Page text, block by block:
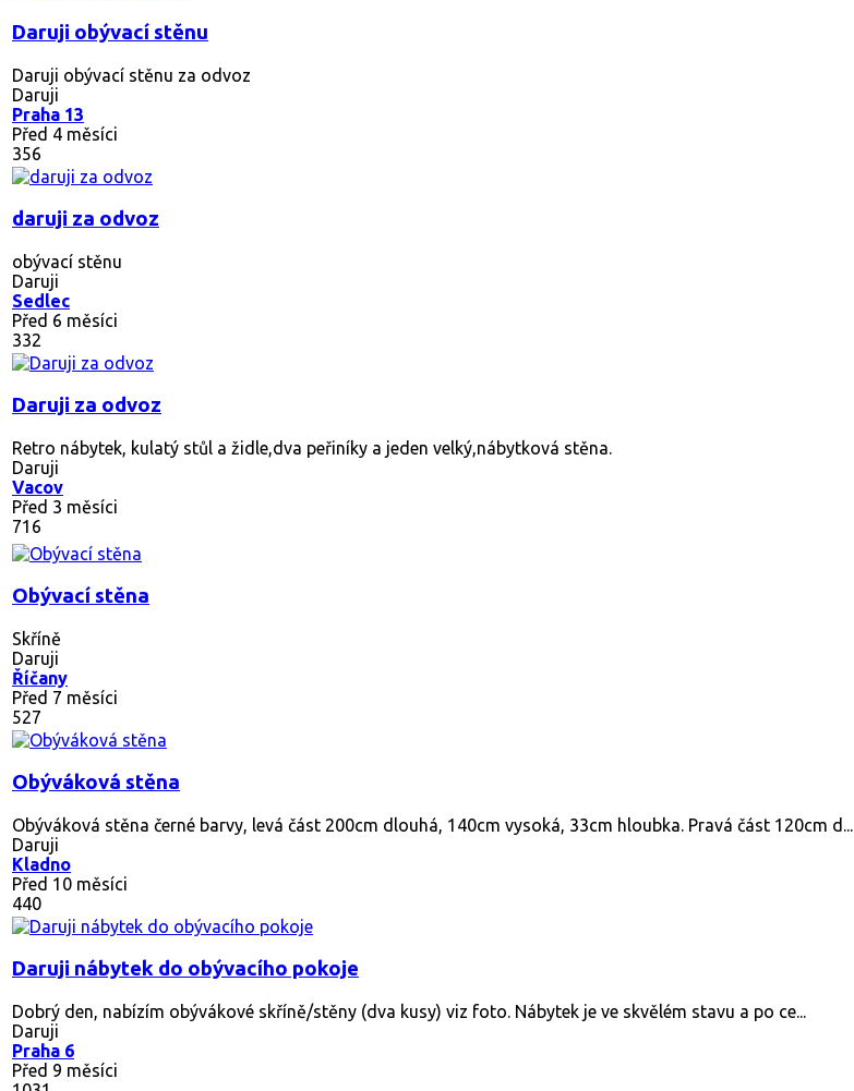
Daruji obývací stěnu
Daruji obývací stěnu za odvoz
Daruji
Praha 13
Před 4 měsíci
356
daruji za odvoz
obývací stěnu
Daruji
Sedlec
Před 6 měsíci
332
Daruji za odvoz
Retro nábytek, kulatý stůl a židle,dva peřiníky a jeden velký,nábytková stěna.
Daruji
Vacov
Před 3 měsíci
716
Obývací stěna
Skříně
Daruji
Říčany
Před 7 měsíci
527
Obýváková stěna
Obýváková stěna černé barvy, levá část 200cm dlouhá, 140cm vysoká, 33cm hloubka. Pravá část 120cm d...
Daruji
Kladno
Před 10 měsíci
440
Daruji nábytek do obývacího pokoje
Dobrý den, nabízím obývákové skříně/stěny (dva kusy) viz foto. Nábytek je ve skvělém stavu a po ce...
Daruji
Praha 6
Před 9 měsíci